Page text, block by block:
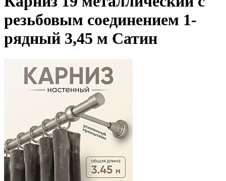
резьбовым соединением 1-
рядный 3,45 м Сатин